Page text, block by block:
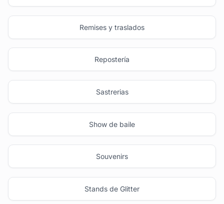
Remises y traslados
Repostería
Sastrerias
Show de baile
Souvenirs
Stands de Glitter